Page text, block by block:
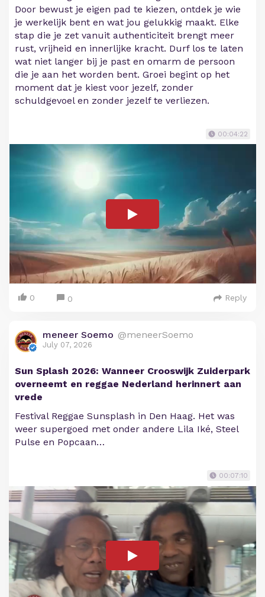
Door bewust je eigen pad te kiezen, ontdek je wie
je werkelijk bent en wat jou gelukkig maakt. Elke
stap die je zet vanuit authenticiteit brengt meer
rust, vrijheid en innerlijke kracht. Durf los te laten
wat niet langer bij je past en omarm de persoon
die je aan het worden bent. Groei begint op het
moment dat je kiest voor jezelf, zonder
schuldgevoel en zonder jezelf te verliezen.
00:04:22
0 0 Reply
meneer Soemo @meneerSoemo
July 07, 2026
Sun Splash 2026: Wanneer Crooswijk Zuiderpark
overneemt en reggae Nederland herinnert aan
vrede
Festival Reggae Sunsplash in Den Haag. Het was
weer supergoed met onder andere Lila Iké, Steel
Pulse en Popcaan…
00:07:10